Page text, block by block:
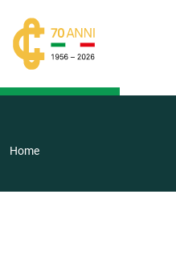
Home